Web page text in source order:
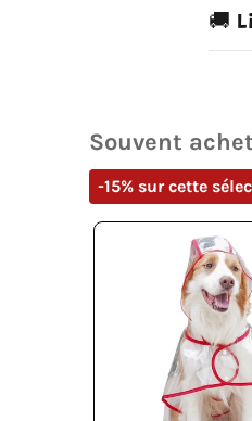
🚚
Souvent
-15% sur cette